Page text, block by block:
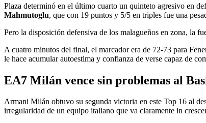
Plaza determinó en el último cuarto un quinteto agresivo en
Mahmutoglu, que con 19 puntos y 5/5 en triples fue una
Pero la disposición defensiva de los malagueños en zona, la
A cuatro minutos del final, el marcador era de 72-73 para
le hace acumular autoestima y confianza de verse capaz de
EA7 Milán vence sin problemas al
Armani Milán obtuvo su segunda victoria en este Top 16 al
irregularidad de un equipo italiano que va claramente in